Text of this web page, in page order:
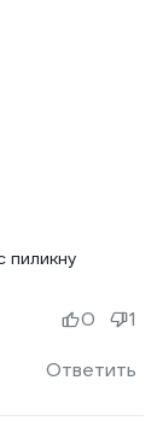
Ответить
0 1